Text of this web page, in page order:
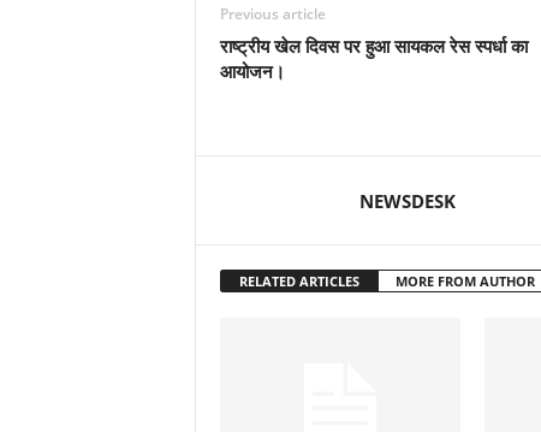
Previous article
राष्ट्रीय खेल दिवस पर हुआ सायकल रेस स्पर्धा का
आयोजन।
NEWSDESK
RELATED ARTICLES MORE FROM AUTHOR